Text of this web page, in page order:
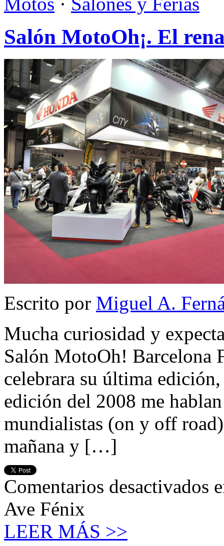
Salón MotoOh¡. El
Escrito por Miguel A.
Mucha curiosidad y
Salón MotoOh! Barcelona
celebrara su última
edición del 2008 me
mundialistas (on y off
mañana y […]
Comentarios desactivados
Ave Fénix
LEER MÁS >>